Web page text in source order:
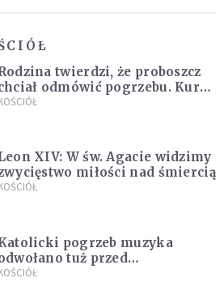
twierdzi, że proboszcz
odmówić pogrzebu. Kuria
wyjaśnienia
XIV: W św. Agacie widzimy
miłości nad śmiercią
pogrzeb muzyka
tuż przed
Powodem była